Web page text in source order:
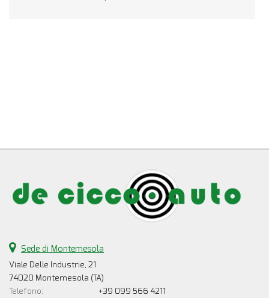
Sede di Montemesola
Viale Delle Industrie, 21
74020 Montemesola (TA)
Telefono:
+39 099 566 4211